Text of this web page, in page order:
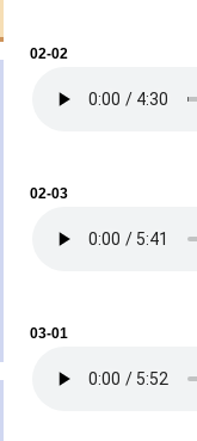
02-02
02-03
03-01